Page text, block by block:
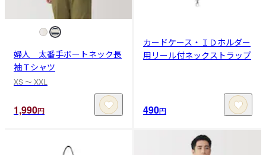
婦人 太番手ボートネック長
袖Ｔシャツ
XS 〜 XXL
1,990円
カードケース・ＩＤホルダー
用リール付ネックストラップ
490円